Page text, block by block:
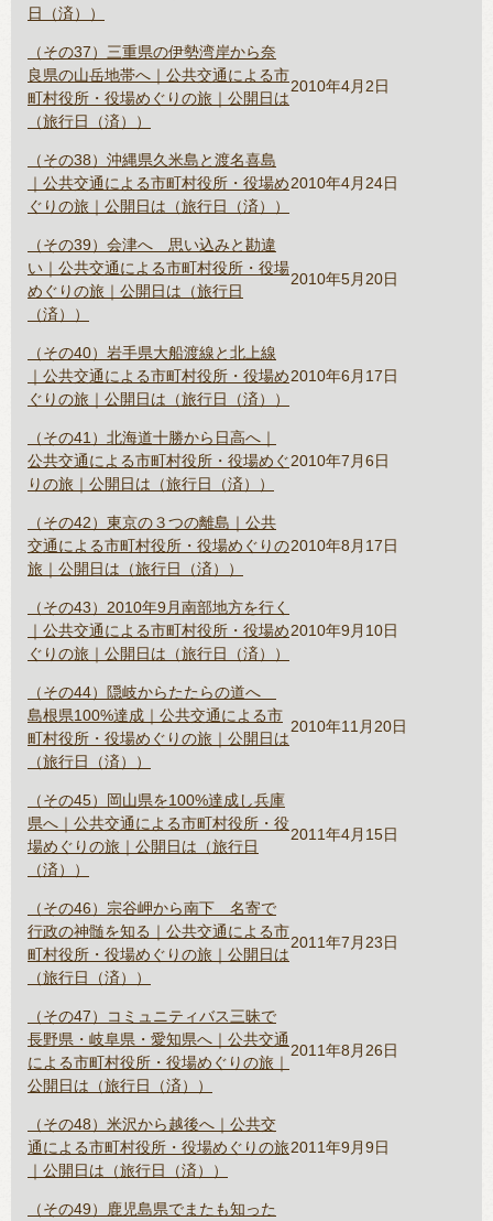
日（済））
（その37）三重県の伊勢湾岸から奈
良県の山岳地帯へ｜公共交通による市
町村役所・役場めぐりの旅｜公開日は
（旅行日（済））
2010年4月2日
（その38）沖縄県久米島と渡名喜島
｜公共交通による市町村役所・役場め
ぐりの旅｜公開日は（旅行日（済））
2010年4月24日
（その39）会津へ 思い込みと勘違
い｜公共交通による市町村役所・役場
めぐりの旅｜公開日は（旅行日
（済））
2010年5月20日
（その40）岩手県大船渡線と北上線
｜公共交通による市町村役所・役場め
ぐりの旅｜公開日は（旅行日（済））
2010年6月17日
（その41）北海道十勝から日高へ｜
公共交通による市町村役所・役場めぐ
りの旅｜公開日は（旅行日（済））
2010年7月6日
（その42）東京の３つの離島｜公共
交通による市町村役所・役場めぐりの
旅｜公開日は（旅行日（済））
2010年8月17日
（その43）2010年9月南部地方を行く
｜公共交通による市町村役所・役場め
ぐりの旅｜公開日は（旅行日（済））
2010年9月10日
（その44）隠岐からたたらの道へ
島根県100%達成｜公共交通による市
町村役所・役場めぐりの旅｜公開日は
（旅行日（済））
2010年11月20日
（その45）岡山県を100%達成し兵庫
県へ｜公共交通による市町村役所・役
場めぐりの旅｜公開日は（旅行日
（済））
2011年4月15日
（その46）宗谷岬から南下 名寄で
行政の神髄を知る｜公共交通による市
町村役所・役場めぐりの旅｜公開日は
（旅行日（済））
2011年7月23日
（その47）コミュニティバス三昧で
長野県・岐阜県・愛知県へ｜公共交通
による市町村役所・役場めぐりの旅｜
公開日は（旅行日（済））
2011年8月26日
（その48）米沢から越後へ｜公共交
通による市町村役所・役場めぐりの旅
｜公開日は（旅行日（済））
2011年9月9日
（その49）鹿児島県でまたも知った